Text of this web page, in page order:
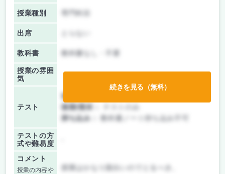
授業種別
出席
教科書 教科書なし・不要
授業の雰囲
気
テスト
前期/中間：
後期/期末：
持ち込み：
教科書ノート持ち込み不可
テストの方
式や難易度
コメント
授業の内容や
続きを見る（無料）